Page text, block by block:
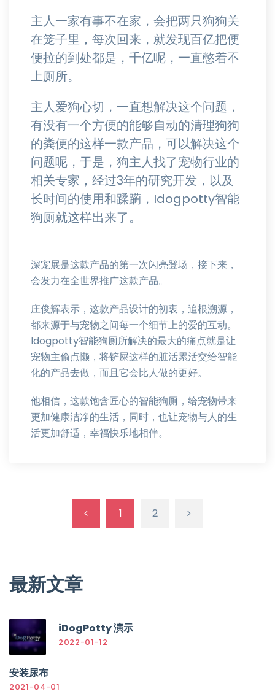
主人一家有事不在家，会把两只狗狗关
在笼子里，每次回来，就发现百亿把便
便拉的到处都是，千亿呢，一直憋着不
上厕所。
主人爱狗心切，一直想解决这个问题，
有没有一个方便的能够自动的清理狗狗
的粪便的这样一款产品，可以解决这个
问题呢，于是，狗主人找了宠物行业的
相关专家，经过3年的研究开发，以及
长时间的使用和蹂躏，Idogpotty智能
狗厕就这样出来了。
深宠展是这款产品的第一次闪亮登场，接下来，
会发力在全世界推广这款产品。
庄俊辉表示，这款产品设计的初衷，追根溯源，
都来源于与宠物之间每一个细节上的爱的互动。
Idogpotty智能狗厕所解决的最大的痛点就是让
宠物主偷点懒，将铲屎这样的脏活累活交给智能
化的产品去做，而且它会比人做的更好。
他相信，这款饱含匠心的智能狗厕，给宠物带来
更加健康洁净的生活，同时，也让宠物与人的生
活更加舒适，幸福快乐地相伴。
1 2
最新文章
iDogPotty 演示
2022-01-12
安装尿布
2021-04-01